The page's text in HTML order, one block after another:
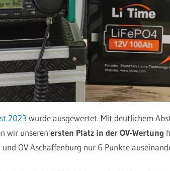
2023 wurde ausgewertet. Mit deutlichem
wir unseren ersten Platz in der OV-Wertung
und OV Aschaffenburg nur 6 Punkte